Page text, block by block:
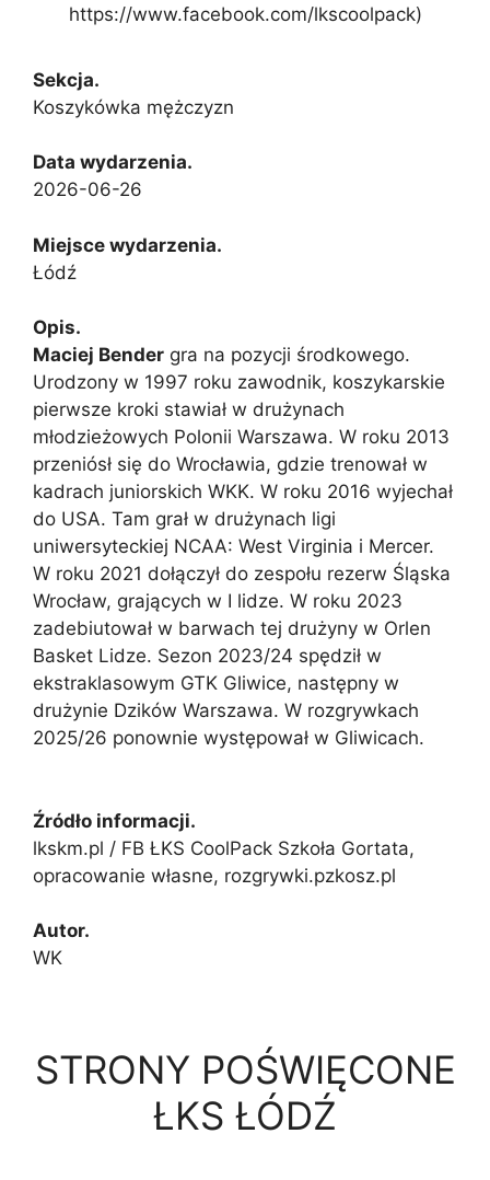
https://www.facebook.com/lkscoolpack)
Sekcja.
Koszykówka mężczyzn
Data wydarzenia.
2026-06-26
Miejsce wydarzenia.
Łódź
Opis.
Maciej Bender gra na pozycji środkowego.
Urodzony w 1997 roku zawodnik, koszykarskie
pierwsze kroki stawiał w drużynach
młodzieżowych Polonii Warszawa. W roku 2013
przeniósł się do Wrocławia, gdzie trenował w
kadrach juniorskich WKK. W roku 2016 wyjechał
do USA. Tam grał w drużynach ligi
uniwersyteckiej NCAA: West Virginia i Mercer.
W roku 2021 dołączył do zespołu rezerw Śląska
Wrocław, grających w I lidze. W roku 2023
zadebiutował w barwach tej drużyny w Orlen
Basket Lidze. Sezon 2023/24 spędził w
ekstraklasowym GTK Gliwice, następny w
drużynie Dzików Warszawa. W rozgrywkach
2025/26 ponownie występował w Gliwicach.
Źródło informacji.
lkskm.pl / FB ŁKS CoolPack Szkoła Gortata,
opracowanie własne, rozgrywki.pzkosz.pl
Autor.
WK
STRONY POŚWIĘCONE
ŁKS ŁÓDŹ